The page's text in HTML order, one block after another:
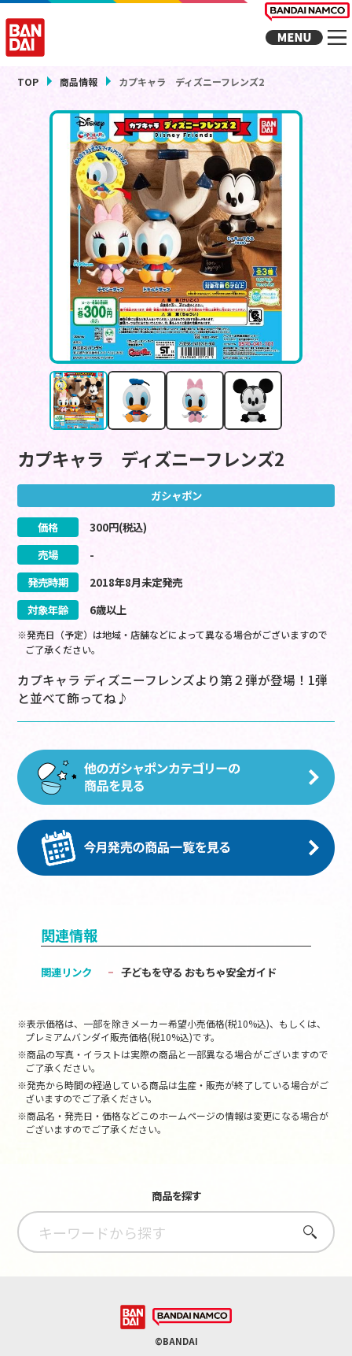
TOP 商品情報 カプキャラ ディズニーフレンズ2
カプキャラ ディズニーフレンズ2
ガシャポン
価格 300円(税込)
売場
-
発売時期
2018年8月未定発売
対象年齢
6歳以上
※発売日（予定）は地域・店舗などによって異なる場合がございますので
ご了承ください。
カプキャラ ディズニーフレンズより第２弾が登場！1弾
と並べて飾ってね♪
関連情報
関連リンク 子どもを守る おもちゃ安全ガイド
※表示価格は、一部を除きメーカー希望小売価格(税10%込)、もしくは、
プレミアムバンダイ販売価格(税10%込)です。
※商品の写真・イラストは実際の商品と一部異なる場合がございますので
ご了承ください。
※発売から時間の経過している商品は生産・販売が終了している場合がご
ざいますのでご了承ください。
※商品名・発売日・価格などこのホームページの情報は変更になる場合が
ございますのでご了承ください。
商品を探す
さがす
©BANDAI